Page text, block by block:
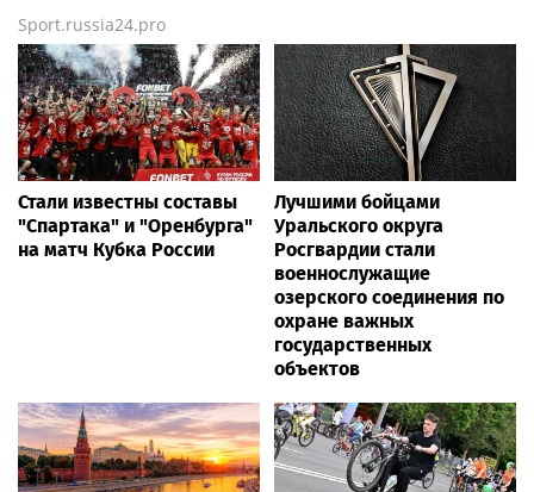
Sport.russia24.pro
Стали известны составы
"Спартака" и "Оренбурга"
на матч Кубка России
Лучшими бойцами
Уральского округа
Росгвардии стали
военнослужащие
озерского соединения по
охране важных
государственных
объектов